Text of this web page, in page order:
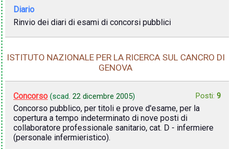
Diario
Rinvio dei diari di esami di concorsi pubblici
ISTITUTO NAZIONALE PER LA RICERCA SUL CANCRO DI
GENOVA
Concorso (scad. 22 dicembre 2005) Posti: 9
Concorso pubblico, per titoli e prove d'esame, per la
copertura a tempo indeterminato di nove posti di
collaboratore professionale sanitario, cat. D - infermiere
(personale infermieristico).